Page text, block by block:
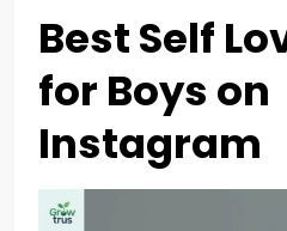
Best Self
for Boys on
Instagram